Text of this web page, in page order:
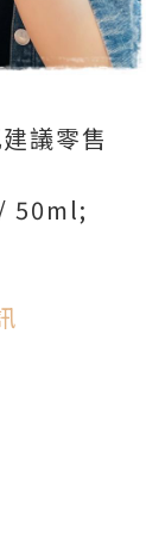
議零售
50ml;